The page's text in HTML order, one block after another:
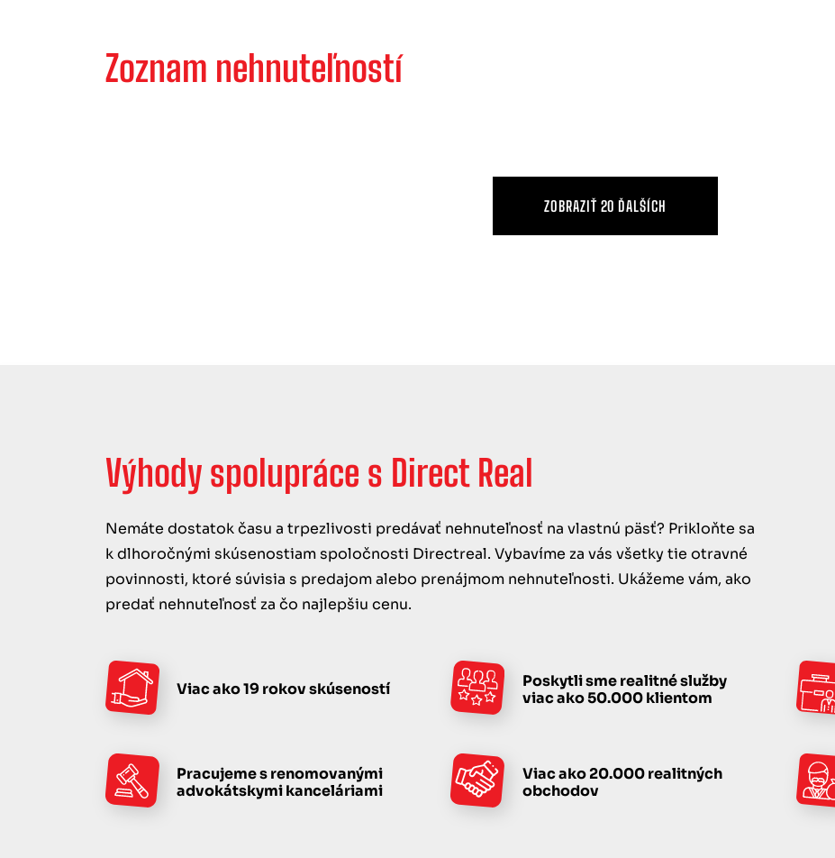
Zoznam nehnuteľností
ZOBRAZIŤ 20 ĎALŠÍCH
Výhody spolupráce s Direct Real
Nemáte dostatok času a trpezlivosti predávať nehnuteľnosť na vlastnú päsť? Prikloňte sa
k dlhoročnými skúsenostiam spoločnosti Directreal. Vybavíme za vás všetky tie otravné
povinnosti, ktoré súvisia s predajom alebo prenájmom nehnuteľnosti. Ukážeme vám, ako
predať nehnuteľnosť za čo najlepšiu cenu.
Viac ako 19 rokov skúseností
Poskytli sme realitné služby
viac ako 50.000 klientom
Pracujeme s renomovanými
advokátskymi kanceláriami
Viac ako 20.000 realitných
obchodov